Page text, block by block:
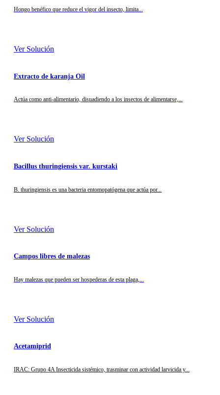
Hongo benéfico que reduce el vigor del insecto, limita...
Ver Solución
Extracto de karanja Oil
Actúa como anti-alimentario, disuadiendo a los insectos de alimentarse,...
Ver Solución
Bacillus thuringiensis var. kurstaki
B. thuringiensis es una bacteria entomopatógena que actúa por...
Ver Solución
Campos libres de malezas
Hay malezas que pueden ser hospederas de esta plaga,...
Ver Solución
Acetamiprid
IRAC: Grupo 4A Insecticida sistémico, trasminar con actividad larvicida y...